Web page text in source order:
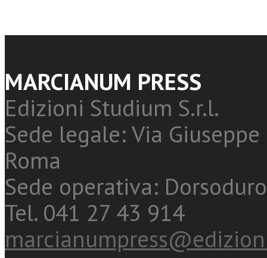
MARCIANUM PRESS
Edizioni Studium S.r.l.
Sede legale: Via
Roma
Sede operativa:
Tel. 041 27 43 914